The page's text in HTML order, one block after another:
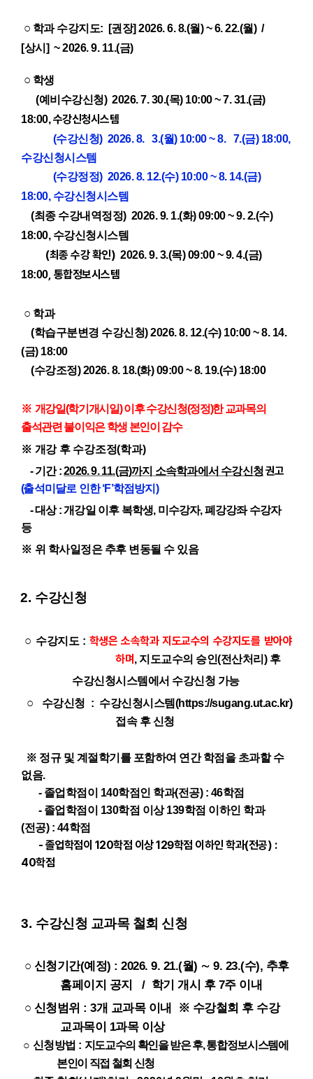
○ 학과 수강지도: [권장] 2026. 6. 8.(월) ~ 6. 22.(월) /
[상시] ~ 2026. 9. 11.(금)
○ 학생
(예비수강신청) 2026. 7. 30.(목) 10:00 ~ 7. 31.(금)
18:00,수강신청시스템
(수강신청) 2026. 8. 3.(월) 10:00 ~ 8. 7.(금) 18:00,
수강신청시스템
(수강정정) 2026. 8. 12.(수) 10:00 ~ 8. 14.(금)
18:00, 수강신청시스템
(최종 수강내역정정) 2026. 9. 1.(화) 09:00 ~ 9. 2.(수)
18:00, 수강신청시스템
(최종 수강 확인) 2026. 9. 3.(목) 09:00 ~ 9. 4.(금)
18:00, 통합정보시스템
○ 학과
(학습구분변경 수강신청)2026. 8. 12.(수) 10:00 ~ 8. 14.
(금) 18:00
(수강조정)2026. 8. 18.(화) 09:00 ~ 8. 19.(수) 18:00
※ 개강일(학기개시일)이후 수강신청(정정)한 교과목의
출석관련 불이익은 학생 본인이 감수
※ 개강 후 수강조정(학과)
-기간:2026. 9. 11.(금)까지 소속학과에서 수강신청권고
(출석미달로 인한‘F’학점방지 )
-대상:개강일 이후 복학생, 미수강자,폐강강좌 수강자
등
※ 위 학사일정은 추후 변동될 수 있음
2. 수강신청
○ 수강지도 : 학생은 소속학과 지도교수의 수강지도를 받아야
하며 , 지도교수의 승인(전산처리) 후
수강신청시스템에서 수강신청 가능
○ 수강신청 : 수강신청시스템(https://sugang.ut.ac.kr)
접속 후 신청
※ 정규 및 계절학기를 포함하여 연간 학점을 초과할 수
없음.
- 졸업학점이 140학점인 학과(전공) : 46학점
- 졸업학점이 130학점 이상 139학점 이하인 학과
(전공) : 44학점
- 졸업학점이 120학점 이상 129학점 이하인 학과(전공) :
40학점
3. 수강신청 교과목 철회 신청
○ 신청기간(예정) : 2026. 9. 21.(월) ∼ 9. 23.(수), 추후
홈페이지 공지
/ 학기 개시 후 7주 이내
○ 신청범위 : 3개 교과목 이내 ※ 수강철회 후 수강
교과목이 1과목 이상
○ 신청방법 : 지도교수의 확인을 받은 후,통합정보시스템에
본인이 직접 철회 신청